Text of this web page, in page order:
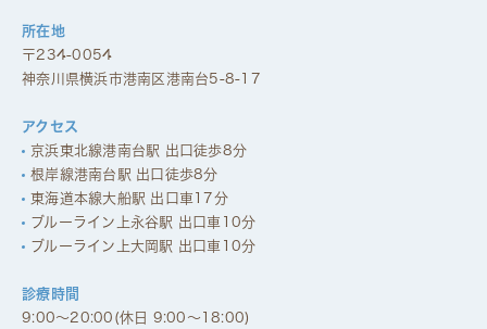
所在地
〒234-0054
神奈川県横浜市港南区港南台5-8-17
アクセス
京浜東北線港南台駅 出口徒歩8分
根岸線港南台駅 出口徒歩8分
東海道本線大船駅 出口車17分
ブルーライン上永谷駅 出口車10分
ブルーライン上大岡駅 出口車10分
診療時間
9:00～20:00(休日 9:00～18:00)